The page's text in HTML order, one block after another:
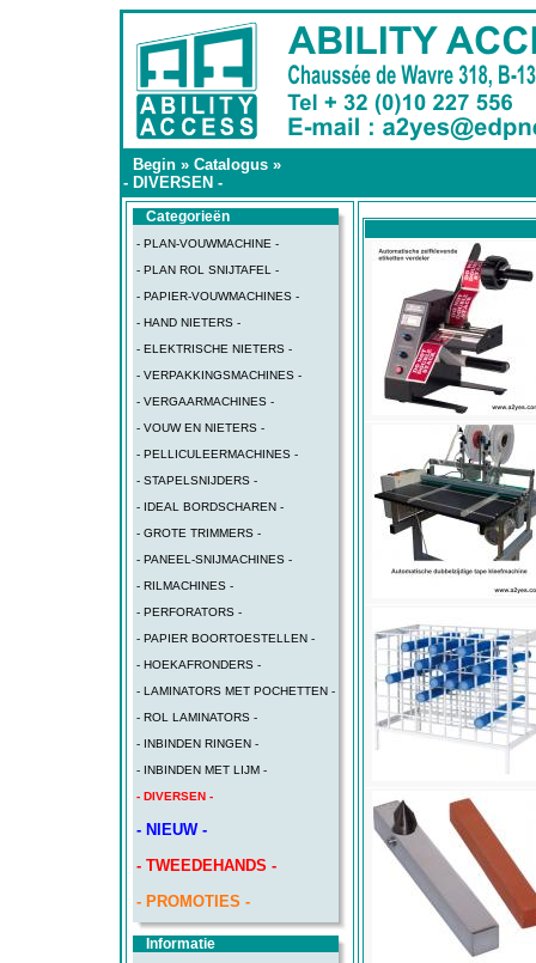
Begin » Catalogus »
- DIVERSEN -
Categorieën
- PLAN-VOUWMACHINE -
- PLAN ROL SNIJTAFEL -
- PAPIER-VOUWMACHINES -
- HAND NIETERS -
- ELEKTRISCHE NIETERS -
- VERPAKKINGSMACHINES -
- VERGAARMACHINES -
- VOUW EN NIETERS -
- PELLICULEERMACHINES -
- STAPELSNIJDERS -
- IDEAL BORDSCHAREN -
- GROTE TRIMMERS -
- PANEEL-SNIJMACHINES -
- RILMACHINES -
- PERFORATORS -
- PAPIER BOORTOESTELLEN -
- HOEKAFRONDERS -
- LAMINATORS MET POCHETTEN -
- ROL LAMINATORS -
- INBINDEN RINGEN -
- INBINDEN MET LIJM -
- DIVERSEN -
- NIEUW -
- TWEEDEHANDS -
- PROMOTIES -
Informatie